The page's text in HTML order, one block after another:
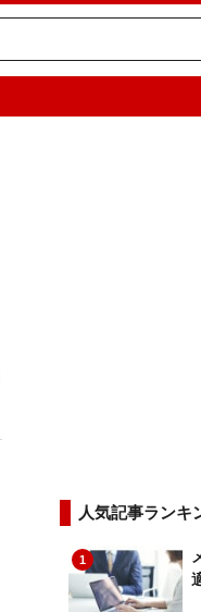
人気記事ランキ
1